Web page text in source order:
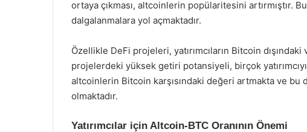
ortaya çıkması, altcoinlerin popülaritesini artırmıştır.
dalgalanmalara yol açmaktadır.
Özellikle DeFi projeleri, yatırımcıların Bitcoin
projelerdeki yüksek getiri potansiyeli, birçok
altcoinlerin Bitcoin karşısındaki değeri artmakta ve bu
olmaktadır.
Yatırımcılar için Altcoin-BTC Oranının Önemi